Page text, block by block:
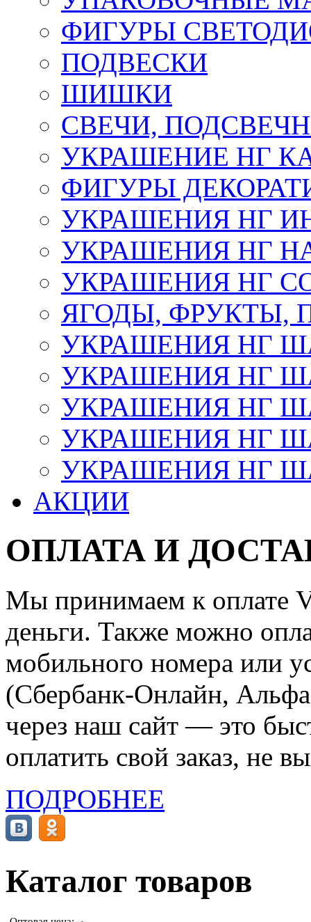
ФИГУРЫ
ПОДВЕСКИ
ШИШКИ
СВЕЧИ,
УКРАШЕНИЕ НГ
ФИГУРЫ
УКРАШЕНИЯ НГ
УКРАШЕНИЯ НГ
УКРАШЕНИЯ НГ
ЯГОДЫ, ФРУКТЫ,
УКРАШЕНИЯ НГ
УКРАШЕНИЯ НГ
УКРАШЕНИЯ НГ
УКРАШЕНИЯ НГ
УКРАШЕНИЯ НГ
АКЦИИ
ОПЛАТА И
Мы принимаем к оплате
деньги. Также можно
мобильного номера или
(Сбербанк-Онлайн,
через наш сайт — это
оплатить свой заказ, не
ПОДРОБНЕЕ
Каталог товаров